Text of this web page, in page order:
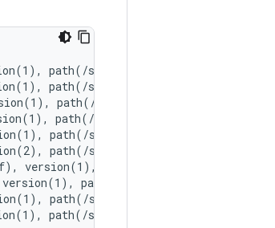
path(/system/lib64/extractors/
path(/system/lib64/extractors/
path(/system/lib64/extractors/
path(/system/lib64/extractors/
path(/system/lib64/extractors/
path(/system/lib64/extractors/
version(1), path(/system/lib64/
version(1), path(/system/lib64/
path(/system/lib64/extractors/